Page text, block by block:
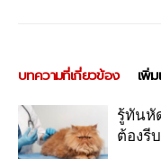
บทความที่เกี่ยวข้อง เพิ่
รู้ทันหั
ต้องรี